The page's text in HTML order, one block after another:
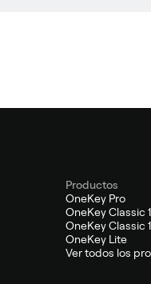
Productos
OneKey Pro
OneKey Classic
OneKey Classic
OneKey Lite
Ver todos los